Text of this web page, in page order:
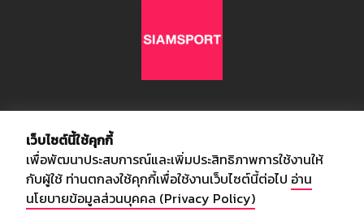
อัพเดทข่าวสารวงการกีฬา ฟุตบอล ผลบอล ผลฟุตบอลทั่วโลก ฟรีเมียร์
ลีก ไทยลีก ฟุตบอลโลก ยูฟ่าแซมเปี้ยนส์ลีก พร้อมทั้งวิเคราะห์บอล จาก
สยามกีฬา สตาร์ชอคเก้อร์ สปอร์ตพูล
เว็บไซต์นี้ใช้คุกกี้
เพื่อพัฒนาประสบการณ์และเพิ่มประสิทธิภาพการใช้งานให้
กับผู้ใช้ ท่านตกลงใช้คุกกี้เพื่อใช้งานเว็บไซต์นี้ต่อไป อ่าน
นโยบายข้อมูลส่วนบุคคล (Privacy Policy)